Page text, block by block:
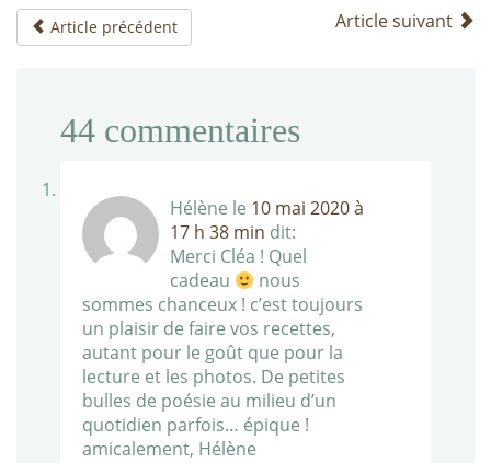
Article précédent Article suivant
44 commentaires
Hélène le 10 mai 2020 à
17 h 38 min dit:
Merci Cléa ! Quel
cadeau
nous
sommes chanceux ! c’est toujours
un plaisir de faire vos recettes,
autant pour le goût que pour la
lecture et les photos. De petites
bulles de poésie au milieu d’un
quotidien parfois… épique !
amicalement, Hélène